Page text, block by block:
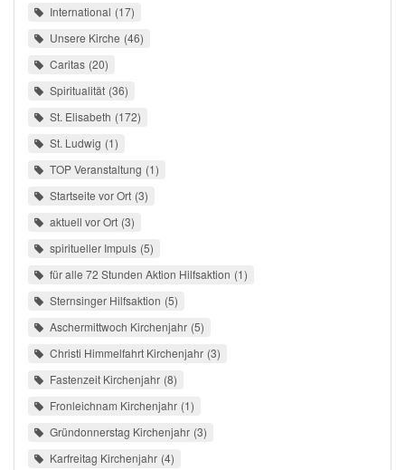
International 17
Unsere Kirche 46
Caritas 20
Spiritualität 36
St. Elisabeth 172
St. Ludwig 1
TOP Veranstaltung 1
Startseite vor Ort 3
aktuell vor Ort 3
spiritueller Impuls 5
für alle 72 Stunden Aktion Hilfsaktion 1
Sternsinger Hilfsaktion 5
Aschermittwoch Kirchenjahr 5
Christi Himmelfahrt Kirchenjahr 3
Fastenzeit Kirchenjahr 8
Fronleichnam Kirchenjahr 1
Gründonnerstag Kirchenjahr 3
Karfreitag Kirchenjahr 4